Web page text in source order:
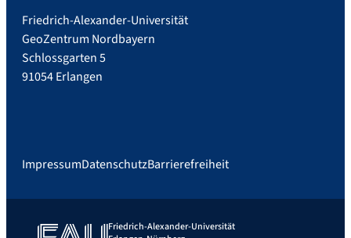
Friedrich-Alexander-Universität
GeoZentrum Nordbayern
Schlossgarten 5
91054 Erlangen
ImpressumDatenschutzBarrierefreiheit
Friedrich-Alexander-Universität